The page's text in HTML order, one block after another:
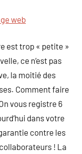
web
est trop « petite »
ce n’est pas
la moitié des
Comment faire
vous registre 6
dans votre
contre les
! La